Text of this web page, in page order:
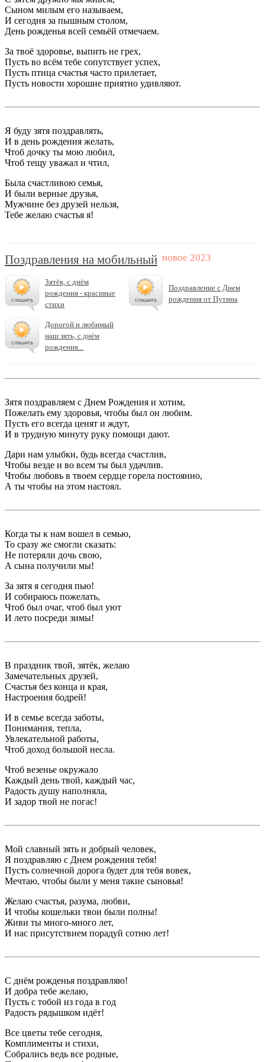
Сыном милым его называем,
И сегодня за пышным столом,
День рожденья всей семьёй отмечаем.
За твоё здоровье, выпить не грех,
Пусть во всём тебе сопутствует успех,
Пусть птица счастья часто прилетает,
Пусть новости хорошие приятно удивляют.
Я буду зятя поздравлять,
И в день рождения желать,
Чтоб дочку ты мою любил,
Чтоб тещу уважал и чтил,
Была счастливою семья,
И были верные друзья,
Мужчине без друзей нельзя,
Тебе желаю счастья я!
Поздравления на мобильный
Зятёк, с днём
рождения - красивые
стихи
Поздравление с Днем
рождения от Путина
Дорогой и любимый
наш зять, с днём
рождения...
Зятя поздравляем с Днем Рождения и хотим,
Пожелать ему здоровья, чтобы был он любим.
Пусть его всегда ценят и ждут,
И в трудную минуту руку помощи дают.
Дари нам улыбки, будь всегда счастлив,
Чтобы везде и во всем ты был удачлив.
Чтобы любовь в твоем сердце горела постоянно,
А ты чтобы на этом настоял.
Когда ты к нам вошел в семью,
То сразу же смогли сказать:
Не потеряли дочь свою,
А сына получили мы!
За зятя я сегодня пью!
И собираюсь пожелать,
Чтоб был очаг, чтоб был уют
И лето посреди зимы!
В праздник твой, зятёк, желаю
Замечательных друзей,
Счастья без конца и края,
Настроения бодрей!
И в семье всегда заботы,
Понимания, тепла,
Увлекательной работы,
Чтоб доход большой несла.
Чтоб везенье окружало
Каждый день твой, каждый час,
Радость душу наполняла,
И задор твой не погас!
Мой славный зять и добрый человек,
Я поздравляю с Днем рождения тебя!
Пусть солнечной дорога будет для тебя вовек,
Мечтаю, чтобы были у меня такие сыновья!
Желаю счастья, разума, любви,
И чтобы кошельки твои были полны!
Живи ты много-много лет,
И нас присутствием порадуй сотню лет!
С днём рожденья поздравляю!
И добра тебе желаю,
Пусть с тобой из года в год
Радость рядышком идёт!
Все цветы тебе сегодня,
Комплименты и стихи,
Собрались ведь все родные,